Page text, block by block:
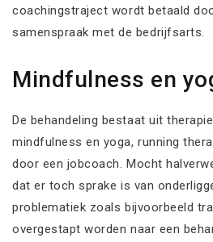
coachingstraject wordt betaald
samenspraak met de bedrijfsarts.
Mindfulness en
De behandeling bestaat uit
mindfulness en yoga, running
door een jobcoach. Mocht
dat er toch sprake is van
problematiek zoals bijvoorbeeld
overgestapt worden naar een